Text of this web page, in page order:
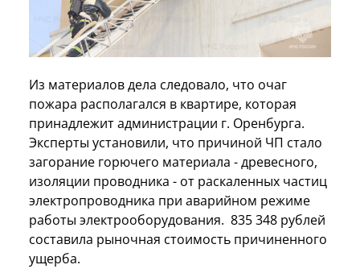
Из материалов дела следовало, что очаг
пожара располагался в квартире, которая
принадлежит администрации г. Оренбурга.
Эксперты установили, что причиной ЧП стало
загорание горючего материала - древесного,
изоляции проводника - от раскаленных частиц
электропроводника при аварийном режиме
работы электрооборудования. 835 348 рублей
составила рыночная стоимость причиненного
ущерба.